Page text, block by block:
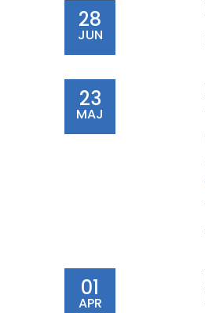
28
JUN
23
MAJ
01
APR